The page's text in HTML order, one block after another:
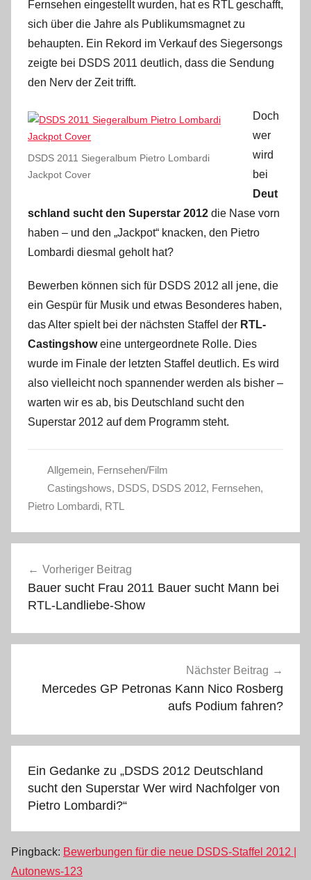
Fernsehen eingestellt wurden, hat es RTL geschafft,
sich über die Jahre als Publikumsmagnet zu
behaupten. Ein Rekord im Verkauf des Siegersongs
zeigte bei DSDS 2011 deutlich, dass die Sendung
den Nerv der Zeit trifft.
DSDS 2011 Siegeralbum Pietro Lombardi
Jackpot Cover
Doch
wer
wird
bei
Deut
schland sucht den Superstar 2012 die Nase vorn
haben – und den „Jackpot“ knacken, den Pietro
Lombardi diesmal geholt hat?
Bewerben können sich für DSDS 2012 all jene, die
ein Gespür für Musik und etwas Besonderes haben,
das Alter spielt bei der nächsten Staffel der RTL-
Castingshoweine untergeordnete Rolle. Dies
wurde im Finale der letzten Staffel deutlich. Es wird
also vielleicht noch spannender werden als bisher –
warten wir es ab, bis Deutschland sucht den
Superstar 2012 auf dem Programm steht.
Allgemein, Fernsehen/Film
Castingshows, DSDS, DSDS 2012, Fernsehen,
Pietro Lombardi, RTL
Vorheriger Beitrag
Bauer sucht Frau 2011 Bauer sucht Mann bei
RTL-Landliebe-Show
Nächster Beitrag
Mercedes GP Petronas Kann Nico Rosberg
aufs Podium fahren?
Ein Gedanke zu „DSDS 2012 Deutschland
sucht den Superstar Wer wird Nachfolger von
Pietro Lombardi?“
Pingback: Bewerbungen für die neue DSDS-Staffel 2012 |
Autonews-123